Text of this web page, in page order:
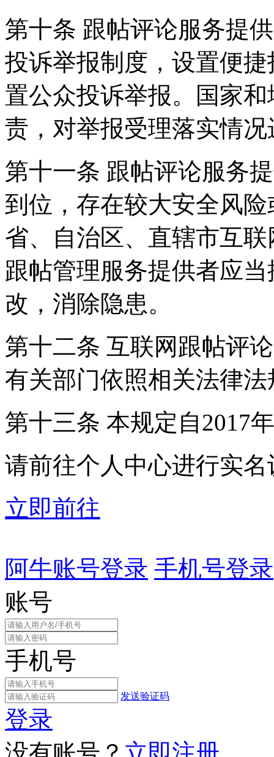
第十条 跟帖评论服务提
投诉举报制度，设置便
置公众投诉举报。国家
责，对举报受理落实情
第十一条 跟帖评论服务
到位，存在较大安全风
省、自治区、直辖市互
跟帖管理服务提供者应
改，消除隐患。
第十二条 互联网跟帖评
有关部门依照相关法律
第十三条 本规定自2017
请前往个人中心进行实名
立即前往
阿牛账号登录 手机号登录
账号
手机号
发送验证码
登录